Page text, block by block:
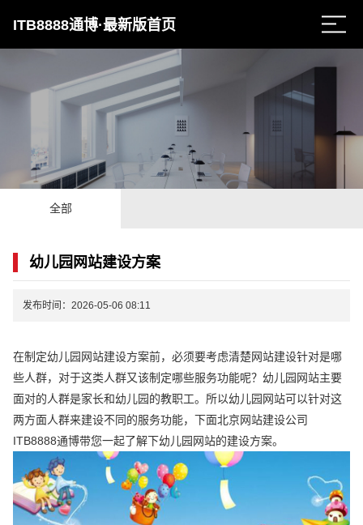
ITB8888通博·最新版首页
全部
幼儿园网站建设方案
发布时间：2026-05-06 08:11
在制定幼儿园网站建设方案前，必须要考虑清楚网站建设针对是哪
些人群，对于这类人群又该制定哪些服务功能呢？幼儿园网站主要
面对的人群是家长和幼儿园的教职工。所以幼儿园网站可以针对这
两方面人群来建设不同的服务功能，下面北京网站建设公司
ITB8888通博带您一起了解下幼儿园网站的建设方案。